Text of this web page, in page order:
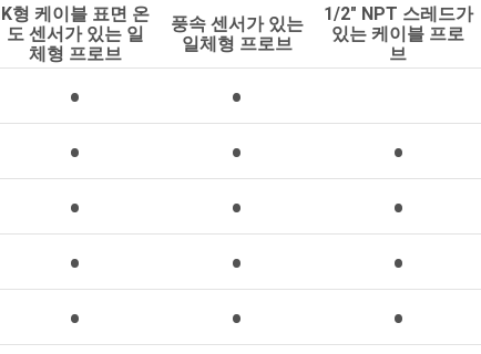
K형 케이블 표면 온
도 센서가 있는 일
체형 프로브
풍속 센서가 있는
일체형 프로브
1/2" NPT 스레드가
있는 케이블 프로
브
• •
• • •
• • •
• • •
• • •